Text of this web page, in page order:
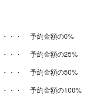
・・・
予約金額の0%
・・・
予約金額の25%
・・・
予約金額の50%
・・・ 予約金額の100%